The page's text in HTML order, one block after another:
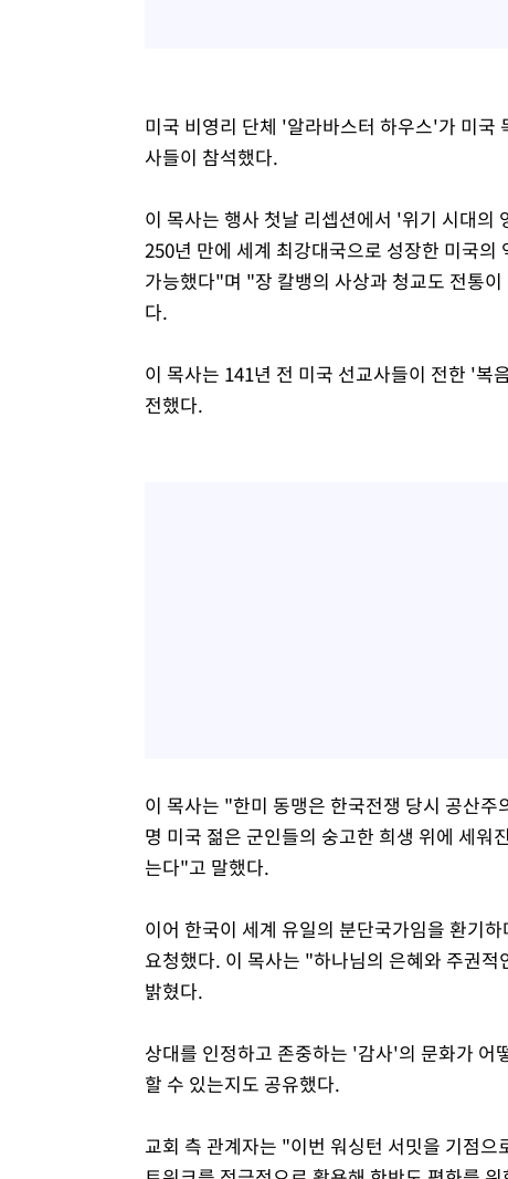
미국 비영리 단체 '알라바스터 하우스'가 미국
사들이 참석했다.
이 목사는 행사 첫날 리셉션에서 '위기 시대
250년 만에 세계 최강대국으로 성장한 미국
가능했다"며 "장 칼뱅의 사상과 청교도 전통
다.
이 목사는 141년 전 미국 선교사들이 전한 '
전했다.
이 목사는 "한미 동맹은 한국전쟁 당시 공산
명 미국 젊은 군인들의 숭고한 희생 위에 세
는다"고 말했다.
이어 한국이 세계 유일의 분단국가임을 환기
요청했다. 이 목사는 "하나님의 은혜와 주권
밝혔다.
상대를 인정하고 존중하는 '감사'의 문화가 어
할 수 있는지도 공유했다.
교회 측 관계자는 "이번 워싱턴 서밋을 기점